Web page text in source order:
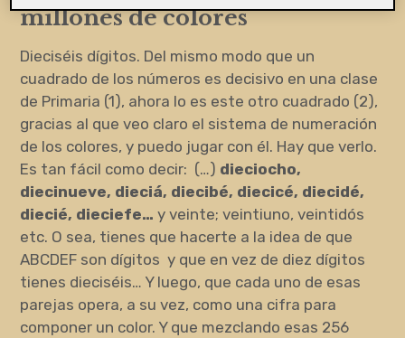
millones de colores
Dieciséis dígitos. Del mismo modo que un
cuadrado de los números es decisivo en una clase
de Primaria (1), ahora lo es este otro cuadrado (2),
gracias al que veo claro el sistema de numeración
de los colores, y puedo jugar con él. Hay que verlo.
Es tan fácil como decir: (…) dieciocho,
diecinueve, dieciá, diecibé, diecicé, diecidé,
diecié, dieciefe…y veinte; veintiuno, veintidós
etc. O sea, tienes que hacerte a la idea de que
ABCDEF son dígitos y que en vez de diez dígitos
tienes dieciséis… Y luego, que cada uno de esas
parejas opera, a su vez, como una cifra para
componer un color. Y que mezclando esas 256